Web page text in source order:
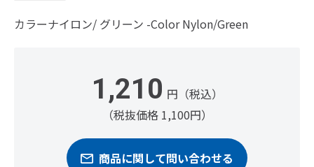
カラーナイロン/ グリーン -Color Nylon/Green
1,210 円（税込）
（税抜価格 1,100円）
商品に関して問い合わせる